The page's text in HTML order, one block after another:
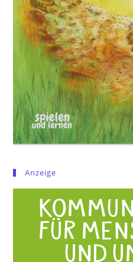
Anzeige